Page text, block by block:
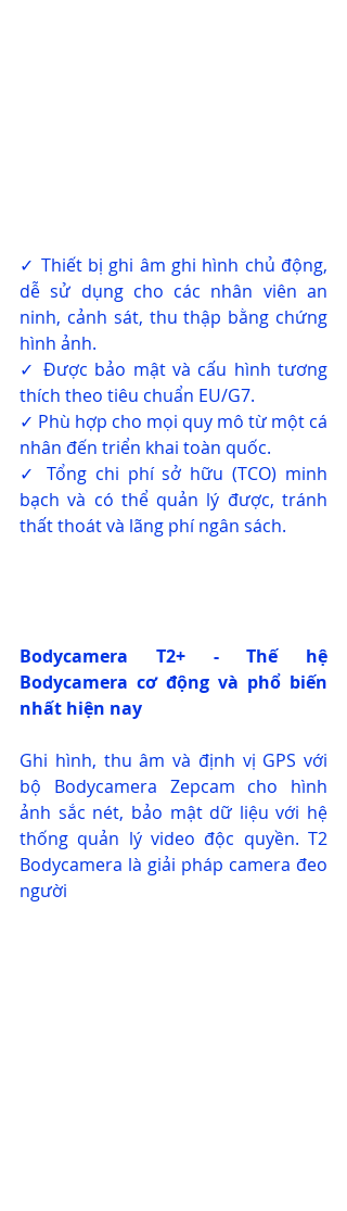
✓ Thiết bị ghi âm ghi hình chủ động,
dễ sử dụng cho các nhân viên an
ninh, cảnh sát, thu thập bằng chứng
hình ảnh.
✓ Được bảo mật và cấu hình tương
thích theo tiêu chuẩn EU/G7.
✓ Phù hợp cho mọi quy mô từ một cá
nhân đến triển khai toàn quốc.
✓ Tổng chi phí sở hữu (TCO) minh
bạch và có thể quản lý được, tránh
thất thoát và lãng phí ngân sách.
Bodycamera T2+ - Thế hệ
Bodycamera cơ động và phổ biến
nhất hiện nay
Ghi hình, thu âm và định vị GPS với
bộ Bodycamera Zepcam cho hình
ảnh sắc nét, bảo mật dữ liệu với hệ
thống quản lý video độc quyền. T2
Bodycamera là giải pháp camera đeo
người